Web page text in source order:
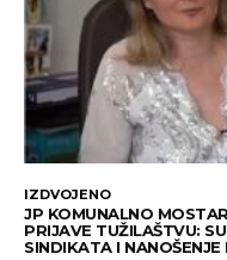
IZDVOJENO
JP KOMUNALNO
PRIJAVE TUŽILAŠTVU:
SINDIKATA I